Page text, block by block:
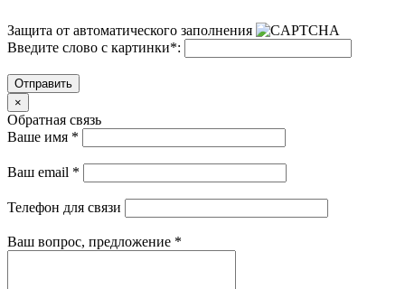
Защита от автоматического заполнения
Введите слово с картинки*:
Отправить
×
Обратная связь
Ваше имя *
Ваш email *
Телефон для связи
Ваш вопрос, предложение *